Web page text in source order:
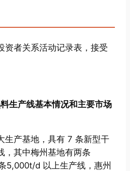
资者关系活动记录表，接受
生产线基本情况和主要市场
生产基地，具有 7 条新型干
，其中梅州基地有两条
5,000t/d 以上生产线，惠州